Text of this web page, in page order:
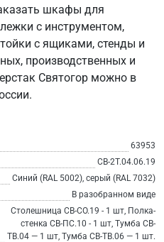
шкафы для
с инструментом,
с ящиками, стенды и
производственных и
Святогор можно в
63953
СВ-2Т.04.06.19
Синий (RAL 5002), серый (RAL 7032)
В разобранном виде
Столешница СВ-СО.19 - 1 шт, Полка-
стенка СВ-ПС.10 - 1 шт, Тумба СВ-
ТВ.04 — 1 шт, Тумба СВ-ТВ.06 — 1 шт.